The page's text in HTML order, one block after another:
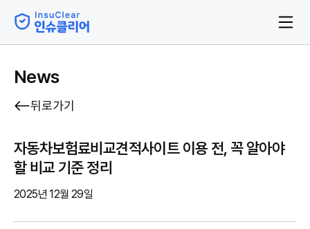
News
뒤로가기
자동차보험료비교견적사이트 이용 전, 꼭 알아야
할 비교 기준 정리
2025년 12월 29일